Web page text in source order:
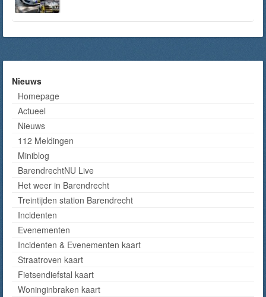
Nieuws
Homepage
Actueel
Nieuws
112 Meldingen
Miniblog
BarendrechtNU Live
Het weer in Barendrecht
Treintijden station Barendrecht
Incidenten
Evenementen
Incidenten & Evenementen kaart
Straatroven kaart
Fietsendiefstal kaart
Woninginbraken kaart